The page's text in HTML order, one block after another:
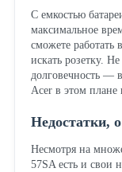
С емкостью
максимальное
сможете работать
искать розетку.
долговечность —
Acer в этом плане
Недостатки,
Несмотря на
57SA есть и свои